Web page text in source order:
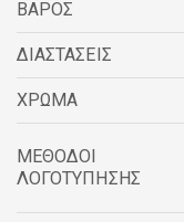
ΒΑΡΟΣ
ΔΙΑΣΤΑΣΕΙΣ
ΧΡΩΜΑ
ΜΕΘΟΔΟΙ
ΛΟΓΟΤΥΠΗΣΗΣ